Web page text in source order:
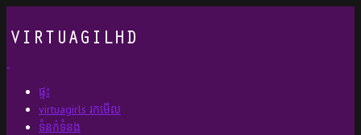
ផ្ទះ
virtuagirls រកមើល
ទំនក់ទំនង